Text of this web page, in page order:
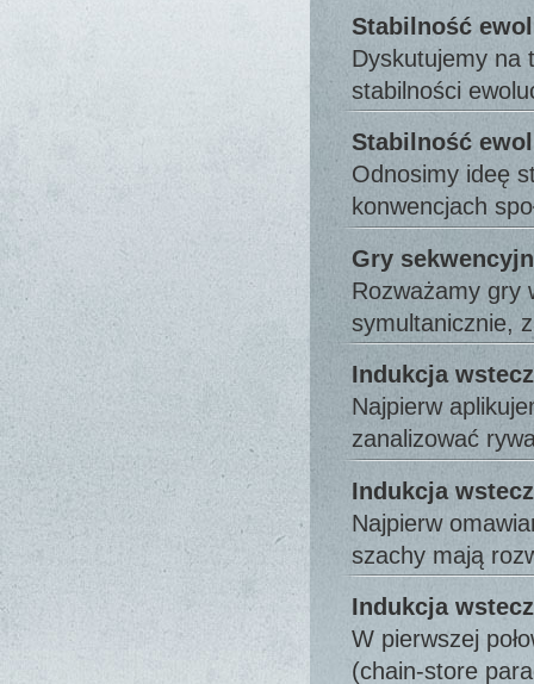
Stabilność
Dyskutujemy na
stabilności
Stabilność
Odnosimy ideę
konwencjach
Gry
Rozważamy gry
symultanicznie,
Indukcja
Najpierw
zanalizować
Indukcja
Najpierw
szachy mają
Indukcja
W pierwszej
(chain-store